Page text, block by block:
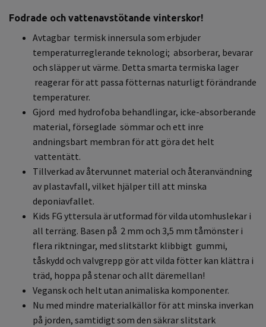
Fodrade och vattenavstötande vinterskor!
Avtagbar termisk innersula som erbjuder
temperaturreglerande teknologi; absorberar, bevarar
och släpper ut värme. Detta smarta termiska lager
reagerar för att passa fötternas naturligt förändrande
temperaturer.
Gjord med hydrofoba behandlingar, icke-absorberande
material, förseglade sömmar och ett inre
andningsbart membran för att göra det helt
vattentätt.
Tillverkad av återvunnet material och återanvändning
av plastavfall, vilket hjälper till att minska
deponiavfallet.
Kids FG yttersula är utformad för vilda utomhuslekar i
all terräng. Basen på 2 mm och 3,5 mm tåmönster i
flera riktningar, med slitstarkt klibbigt gummi,
tåskydd och valvgrepp gör att vilda fötter kan klättra i
träd, hoppa på stenar och allt däremellan!
Vegansk och helt utan animaliska komponenter.
Nu med mindre materialkällor för att minska inverkan
på jorden, samtidigt som den säkrar slitstark